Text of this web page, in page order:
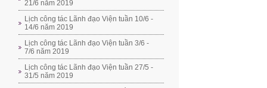
21/6 năm 2019
Lịch công tác Lãnh đạo Viện tuần 10/6 -
14/6 năm 2019
Lịch công tác Lãnh đạo Viện tuần 3/6 -
7/6 năm 2019
Lịch công tác Lãnh đạo Viện tuần 27/5 -
31/5 năm 2019